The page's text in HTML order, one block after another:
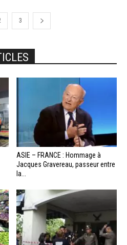
3
ASIE – FRANCE : Hommage à
Jacques Gravereau, passeur entre
la...